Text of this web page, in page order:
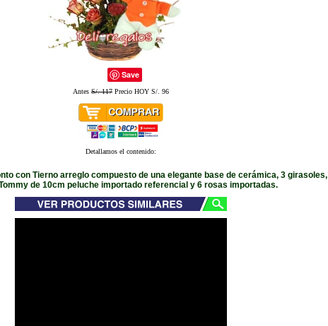
Save
Antes S/. 117 Precio HOY S/. 96
Detallamos el contenido:
con Tierno arreglo compuesto de una elegante base de cerámica, 3 girasoles,
de 10cm peluche importado referencial y 6 rosas importadas.